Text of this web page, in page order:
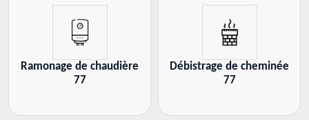
Ramonage de chaudière
77
Débistrage de cheminée
77